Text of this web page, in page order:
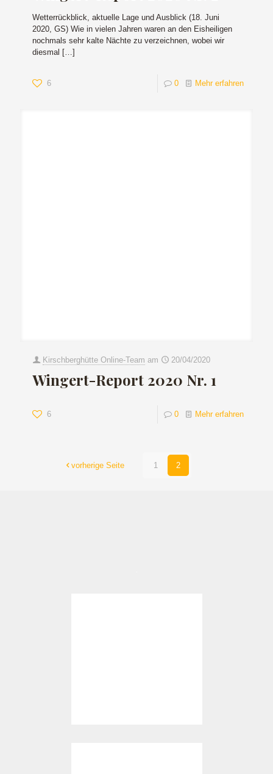
Wetterrückblick, aktuelle Lage und Ausblick (18. Juni
2020, GS) Wie in vielen Jahren waren an den Eisheiligen
nochmals sehr kalte Nächte zu verzeichnen, wobei wir
diesmal […]
6 0 Mehr erfahren
Kirschberghütte Online-Team am 20/04/2020
Wingert-Report 2020 Nr. 1
6 0 Mehr erfahren
vorherige Seite 1 2